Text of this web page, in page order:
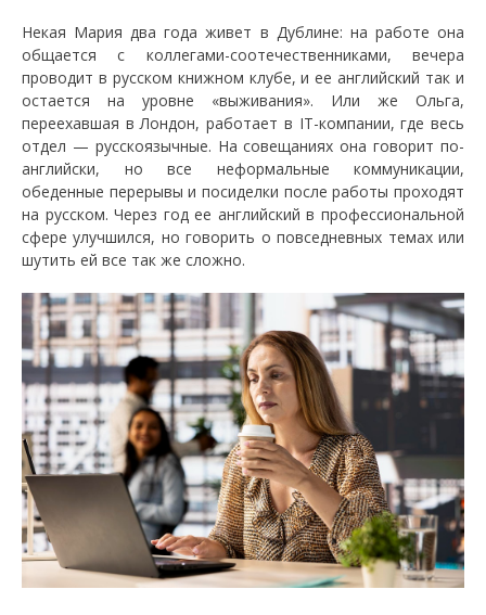
Некая Мария два года живет в Дублине: на работе она
общается с коллегами-соотечественниками, вечера
проводит в русском книжном клубе, и ее английский так и
остается на уровне «выживания». Или же Ольга,
переехавшая в Лондон, работает в IT-компании, где весь
отдел — русскоязычные. На совещаниях она говорит по-
английски, но все неформальные коммуникации,
обеденные перерывы и посиделки после работы проходят
на русском. Через год ее английский в профессиональной
сфере улучшился, но говорить о повседневных темах или
шутить ей все так же сложно.